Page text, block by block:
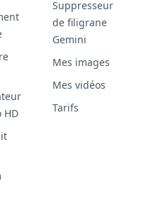
HD
Suppresseur
de filigrane
Gemini
Mes images
Mes vidéos
Tarifs